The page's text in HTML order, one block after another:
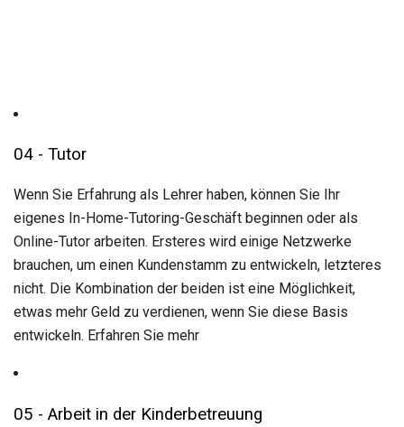
04 - Tutor
Wenn Sie Erfahrung als Lehrer haben, können Sie Ihr
eigenes In-Home-Tutoring-Geschäft beginnen oder als
Online-Tutor arbeiten. Ersteres wird einige Netzwerke
brauchen, um einen Kundenstamm zu entwickeln, letzteres
nicht. Die Kombination der beiden ist eine Möglichkeit,
etwas mehr Geld zu verdienen, wenn Sie diese Basis
entwickeln. Erfahren Sie mehr
05 - Arbeit in der Kinderbetreuung